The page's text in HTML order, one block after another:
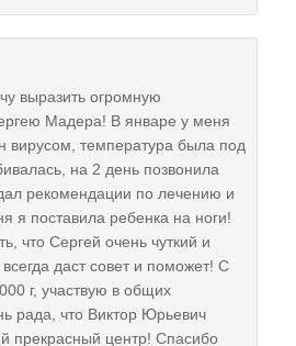
выразить огромную
Мадера! В январе у меня
вирусом, температура была под
на 2 день позвонила
рекомендации по лечению и
я поставила ребенка на ноги!
что Сергей очень чуткий и
даст совет и поможет! С
г, участвую в общих
рада, что Виктор Юрьевич
прекрасный центр! Спасибо